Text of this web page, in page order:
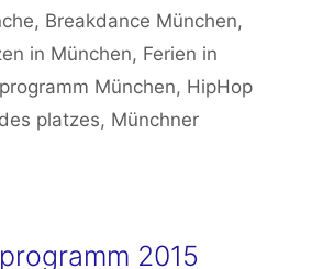
, Breakdance München,
in München, Ferien in
München, HipHop
platzes, Münchner
2015